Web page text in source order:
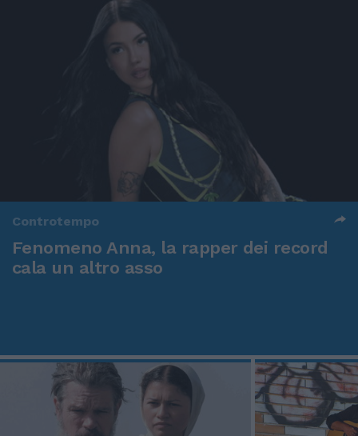
Controtempo
Fenomeno Anna, la rapper dei record
cala un altro asso